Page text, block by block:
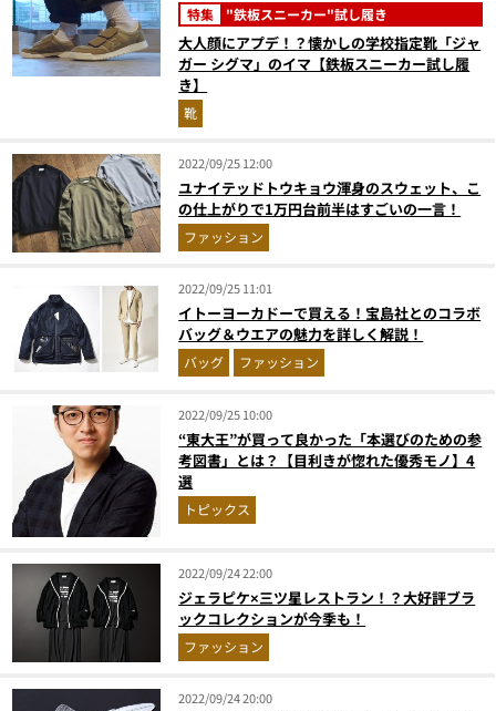
特集 "鉄板スニーカー"試し履き
大人顔にアプデ！？懐かしの学校指定靴「ジャ
ガー シグマ」のイマ【鉄板スニーカー試し履
き】
靴
2022/09/25 12:00
ユナイテッドトウキョウ渾身のスウェット、こ
の仕上がりで1万円台前半はすごいの一言！
ファッション
2022/09/25 11:01
イトーヨーカドーで買える！宝島社とのコラボ
バッグ＆ウエアの魅力を詳しく解説！
バッグ ファッション
2022/09/25 10:00
“東大王”が買って良かった「本選びのための参
考図書」とは？【目利きが惚れた優秀モノ】4
選
トピックス
2022/09/24 22:00
ジェラピケ×三ツ星レストラン！？大好評ブラ
ックコレクションが今季も！
ファッション
2022/09/24 20:00